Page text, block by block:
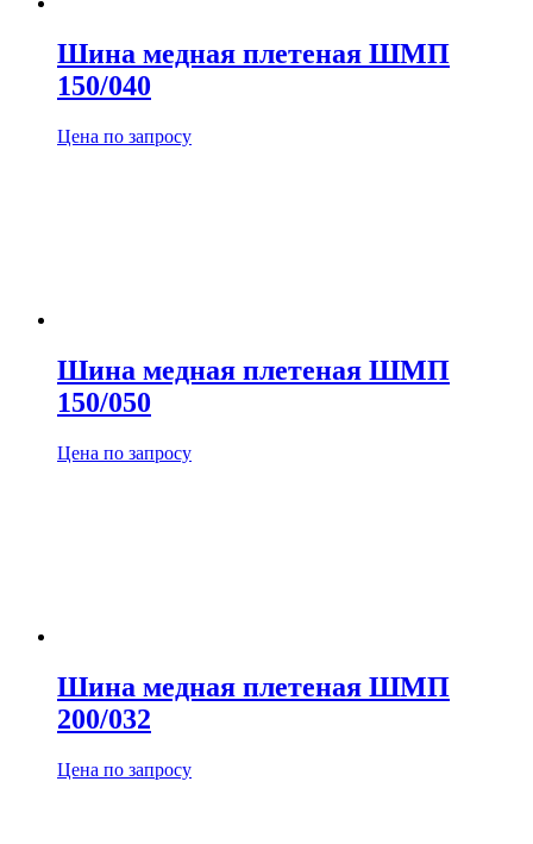
Шина медная плетеная ШМП
150/040
Цена по запросу
Шина медная плетеная ШМП
150/050
Цена по запросу
Шина медная плетеная ШМП
200/032
Цена по запросу